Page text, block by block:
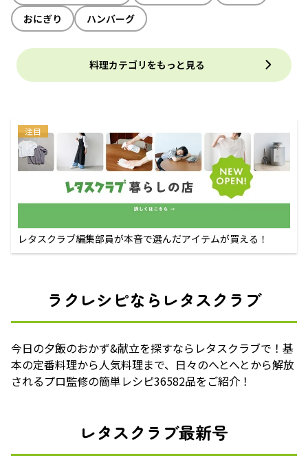
おにぎり
ハンバーグ
料理カテゴリをもっと見る
注目
レタスクラブ編集部員が本音で選んだアイテムが買える！
ラクレシピならレタスクラブ
今日の夕飯のおかず&献立を探すならレタスクラブで！基
本の定番料理から人気料理まで、日々のへとへとから解放
されるプロ監修の簡単レシピ36582品をご紹介！
レタスクラブ最新号